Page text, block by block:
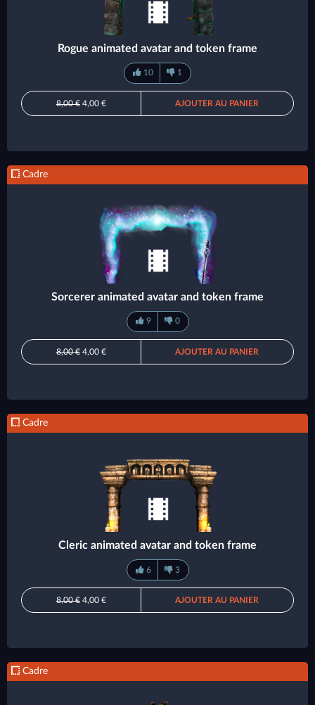
Rogue animated avatar and token frame
10 1
8,00 €4,00 € AJOUTER AU PANIER
Cadre
Sorcerer animated avatar and token frame
9 0
8,00 €4,00 € AJOUTER AU PANIER
Cadre
Cleric animated avatar and token frame
6 3
8,00 €4,00 € AJOUTER AU PANIER
Cadre